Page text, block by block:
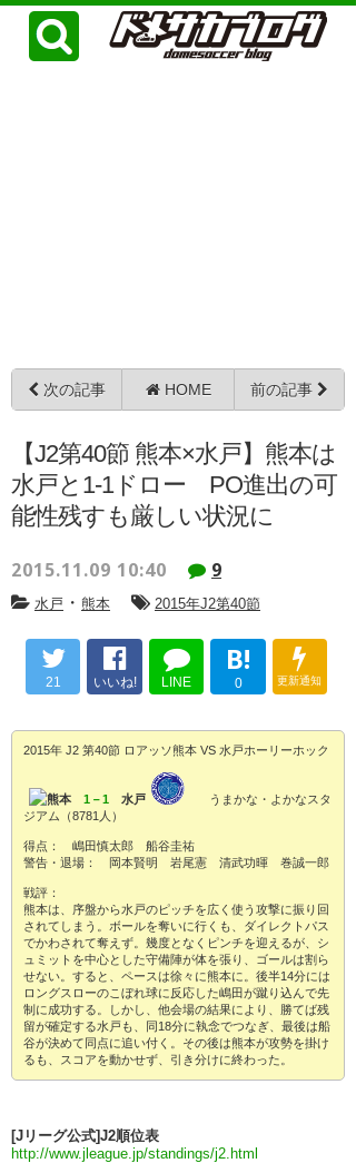
次の記事 HOME 前の記事
【J2第40節 熊本×水戸】熊本は
水戸と1-1ドロー PO進出の可
能性残すも厳しい状況に
2015.11.09 10:40 9
水戸 ・ 熊本 2015年J2第40節
21 いいね! LINE
B!
0 更新通知
2015年 J2 第40節 ロアッソ熊本 VS 水戸ホーリーホック
熊本 1－1 水戸
うまかな・よかなスタ
ジアム（8781人）
得点： 嶋田慎太郎 船谷圭祐
警告・退場： 岡本賢明 岩尾憲 清武功暉 巻誠一郎
戦評：
熊本は、序盤から水戸のピッチを広く使う攻撃に振り回
されてしまう。ボールを奪いに行くも、ダイレクトパス
でかわされて奪えず。幾度となくピンチを迎えるが、シ
ュミットを中心とした守備陣が体を張り、ゴールは割ら
せない。すると、ペースは徐々に熊本に。後半14分には
ロングスローのこぼれ球に反応した嶋田が蹴り込んで先
制に成功する。しかし、他会場の結果により、勝てば残
留が確定する水戸も、同18分に執念でつなぎ、最後は船
谷が決めて同点に追い付く。その後は熊本が攻勢を掛け
るも、スコアを動かせず、引き分けに終わった。
[Jリーグ公式]J2順位表
http://www.jleague.jp/standings/j2.html